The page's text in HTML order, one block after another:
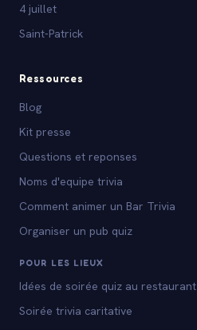
4 juillet
Saint-Patrick
Ressources
Blog
Kit presse
Questions et reponses
Noms d'equipe trivia
Comment animer un Bar Trivia
Organiser un pub quiz
POUR LES LIEUX
Idées de soirée quiz au restaurant
Soirée trivia caritative